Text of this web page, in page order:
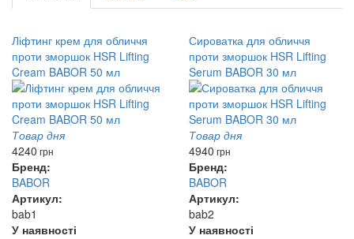
Ліфтинг крем для обличчя
проти зморшок HSR Lifting
Cream BABOR 50 мл
Товар дня
4240 грн
Бренд:
BABOR
Артикул:
bab1
У наявності
Сироватка для обличчя
проти зморшок HSR Lifting
Serum BABOR 30 мл
Товар дня
4940 грн
Бренд:
BABOR
Артикул:
bab2
У наявності